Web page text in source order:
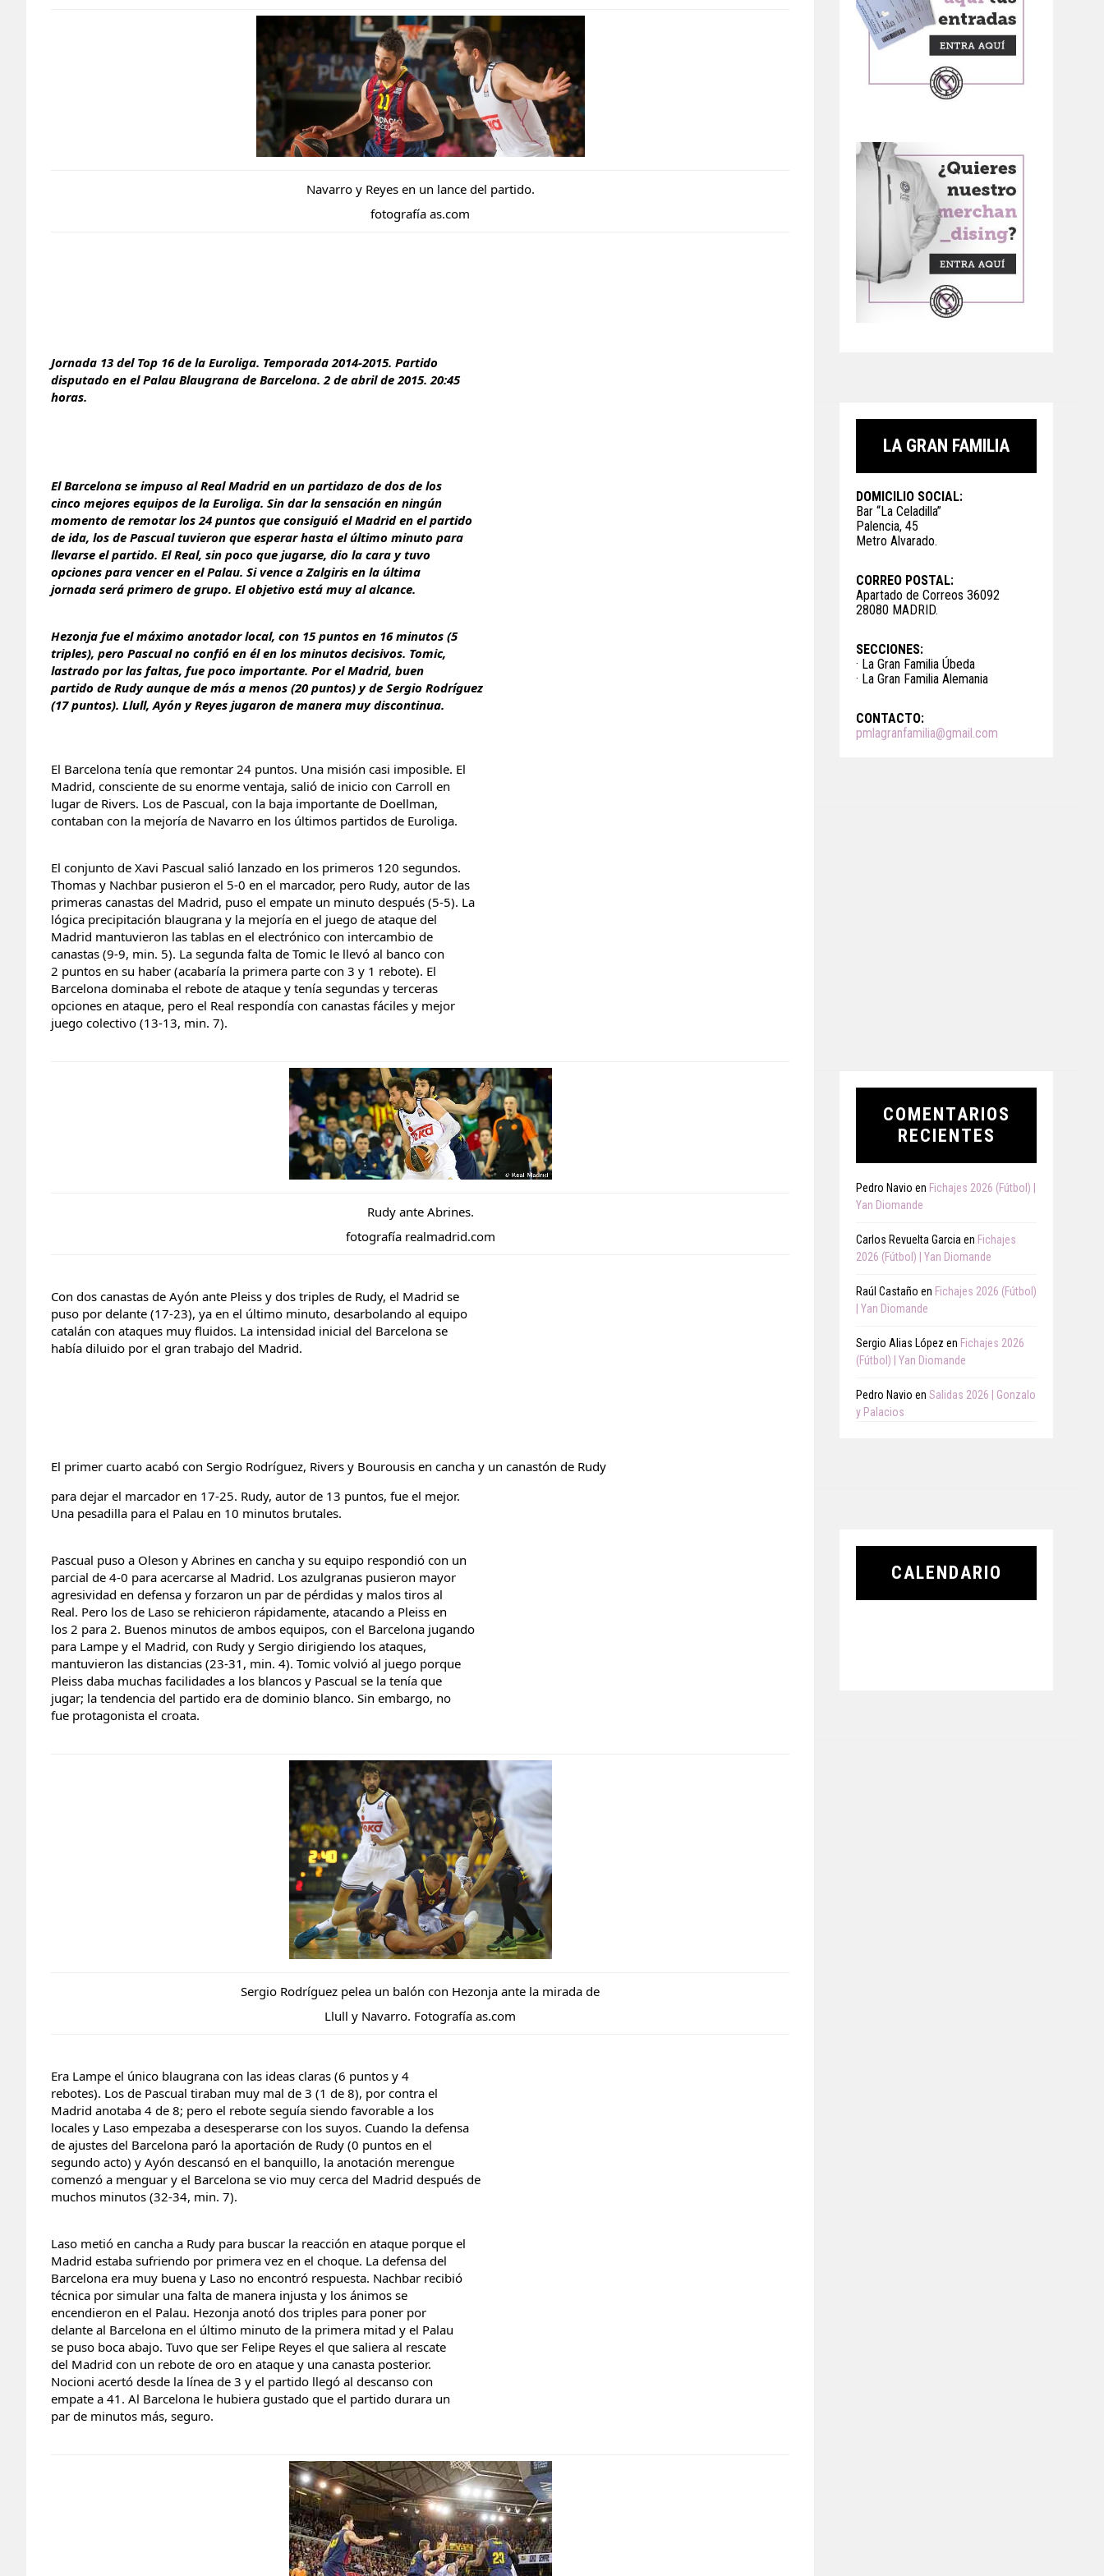
Navarro y Reyes en un lance del partido.
fotografía as.com
Jornada 13 del Top 16 de la Euroliga. Temporada 2014-2015. Partido
disputado en el Palau Blaugrana de Barcelona. 2 de abril de 2015. 20:45
horas.
El Barcelona se impuso al Real Madrid en un partidazo de dos de los
cinco mejores equipos de la Euroliga. Sin dar la sensación en ningún
momento de remotar los 24 puntos que consiguió el Madrid en el partido
de ida, los de Pascual tuvieron que esperar hasta el último minuto para
llevarse el partido. El Real, sin poco que jugarse, dio la cara y tuvo
opciones para vencer en el Palau. Si vence a Zalgiris en la última
jornada será primero de grupo. El objetivo está muy al alcance.
Hezonja fue el máximo anotador local, con 15 puntos en 16 minutos (5
triples), pero Pascual no confió en él en los minutos decisivos. Tomic,
lastrado por las faltas, fue poco importante. Por el Madrid, buen
partido de Rudy aunque de más a menos (20 puntos) y de Sergio Rodríguez
(17 puntos). Llull, Ayón y Reyes jugaron de manera muy discontinua.
El Barcelona tenía que remontar 24 puntos. Una misión casi imposible. El
Madrid, consciente de su enorme ventaja, salió de inicio con Carroll en
lugar de Rivers. Los de Pascual, con la baja importante de Doellman,
contaban con la mejoría de Navarro en los últimos partidos de Euroliga.
El conjunto de Xavi Pascual salió lanzado en los primeros 120 segundos.
Thomas y Nachbar pusieron el 5-0 en el marcador, pero Rudy, autor de las
primeras canastas del Madrid, puso el empate un minuto después (5-5). La
lógica precipitación blaugrana y la mejoría en el juego de ataque del
Madrid mantuvieron las tablas en el electrónico con intercambio de
canastas (9-9, min. 5). La segunda falta de Tomic le llevó al banco con
2 puntos en su haber (acabaría la primera parte con 3 y 1 rebote). El
Barcelona dominaba el rebote de ataque y tenía segundas y terceras
opciones en ataque, pero el Real respondía con canastas fáciles y mejor
juego colectivo (13-13, min. 7).
Rudy ante Abrines.
fotografía realmadrid.com
Con dos canastas de Ayón ante Pleiss y dos triples de Rudy, el Madrid se
puso por delante (17-23), ya en el último minuto, desarbolando al equipo
catalán con ataques muy fluidos. La intensidad inicial del Barcelona se
había diluido por el gran trabajo del Madrid.
El primer cuarto acabó con Sergio Rodríguez, Rivers y Bourousis en cancha y un canastón de Rudy
para dejar el marcador en 17-25. Rudy, autor de 13 puntos, fue el mejor.
Una pesadilla para el Palau en 10 minutos brutales.
Pascual puso a Oleson y Abrines en cancha y su equipo respondió con un
parcial de 4-0 para acercarse al Madrid. Los azulgranas pusieron mayor
agresividad en defensa y forzaron un par de pérdidas y malos tiros al
Real. Pero los de Laso se rehicieron rápidamente, atacando a Pleiss en
los 2 para 2. Buenos minutos de ambos equipos, con el Barcelona jugando
para Lampe y el Madrid, con Rudy y Sergio dirigiendo los ataques,
mantuvieron las distancias (23-31, min. 4). Tomic volvió al juego porque
Pleiss daba muchas facilidades a los blancos y Pascual se la tenía que
jugar; la tendencia del partido era de dominio blanco. Sin embargo, no
fue protagonista el croata.
Sergio Rodríguez pelea un balón con Hezonja ante la mirada de
Llull y Navarro. Fotografía as.com
Era Lampe el único blaugrana con las ideas claras (6 puntos y 4
rebotes). Los de Pascual tiraban muy mal de 3 (1 de 8), por contra el
Madrid anotaba 4 de 8; pero el rebote seguía siendo favorable a los
locales y Laso empezaba a desesperarse con los suyos. Cuando la defensa
de ajustes del Barcelona paró la aportación de Rudy (0 puntos en el
segundo acto) y Ayón descansó en el banquillo, la anotación merengue
comenzó a menguar y el Barcelona se vio muy cerca del Madrid después de
muchos minutos (32-34, min. 7).
Laso metió en cancha a Rudy para buscar la reacción en ataque porque el
Madrid estaba sufriendo por primera vez en el choque. La defensa del
Barcelona era muy buena y Laso no encontró respuesta. Nachbar recibió
técnica por simular una falta de manera injusta y los ánimos se
encendieron en el Palau. Hezonja anotó dos triples para poner por
delante al Barcelona en el último minuto de la primera mitad y el Palau
se puso boca abajo. Tuvo que ser Felipe Reyes el que saliera al rescate
del Madrid con un rebote de oro en ataque y una canasta posterior.
Nocioni acertó desde la línea de 3 y el partido llegó al descanso con
empate a 41. Al Barcelona le hubiera gustado que el partido durara un
par de minutos más, seguro.
LA GRAN FAMILIA
DOMICILIO SOCIAL:
Bar “La Celadilla”
Palencia, 45
Metro Alvarado.
CORREO POSTAL:
Apartado de Correos 36092
28080 MADRID.
SECCIONES:
· La Gran Familia Úbeda
· La Gran Familia Alemania
CONTACTO:
pmlagranfamilia@gmail.com
COMENTARIOS
RECIENTES
Pedro Navio en Fichajes 2026 (Fútbol) |
Yan Diomande
Carlos Revuelta Garcia en Fichajes
2026 (Fútbol) | Yan Diomande
Raúl Castaño en Fichajes 2026 (Fútbol)
| Yan Diomande
Sergio Alias López en Fichajes 2026
(Fútbol) | Yan Diomande
Pedro Navio en Salidas 2026 | Gonzalo
y Palacios
CALENDARIO